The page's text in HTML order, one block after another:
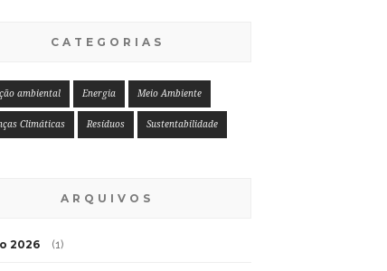
CATEGORIAS
ambiental Energia Meio Ambiente
Climáticas Resíduos Sustentabilidade
ARQUIVOS
2026 (1)